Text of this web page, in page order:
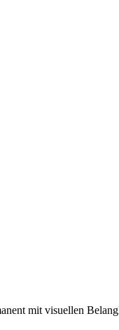
mit visuellen